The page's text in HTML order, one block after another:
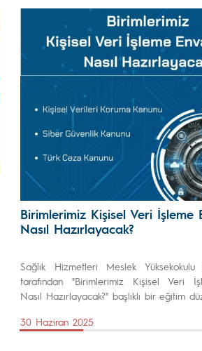
Birimlerimiz Kişisel Veri İşleme
Nasıl Hazırlayacak?
Sağlık Hizmetleri Meslek Yüksekokulu
tarafından "Birimlerimiz Kişisel Veri
Nasıl Hazırlayacak?" başlıklı bir eğitim
30 Haziran 2025